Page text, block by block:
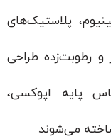
پلاستیک‌های
رطوبت‌زده طراحی
پایه اپوکسی،
می‌شوند